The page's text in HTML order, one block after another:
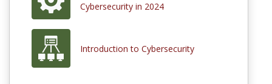
Cybersecurity in 2024
Introduction to Cybersecurity